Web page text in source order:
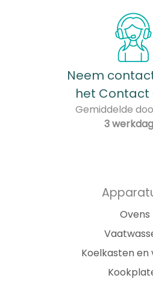
Neem
het Contact
Gemiddelde
3
Ovens
Koelkasten en